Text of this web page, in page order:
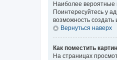
Наиболее вероятные
Поинтересуйтесь у
возможность
Вернуться наверх
Как поместить
На страницах